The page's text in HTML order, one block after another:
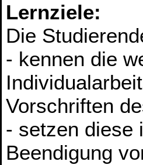
Lernziele:
Die
- kennen die
Vorschriften
- setzen diese
Beendigung